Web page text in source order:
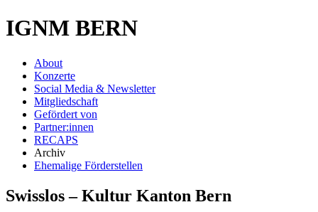
IGNM BERN
About
Konzerte
Social Media & Newsletter
Mitgliedschaft
Gefördert von
Partner:innen
RECAPS
Archiv
Ehemalige Förderstellen
Swisslos – Kultur Kanton Bern